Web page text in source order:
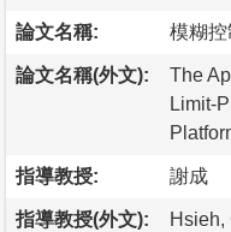
論文名稱: 模糊
論文名稱(外文):
The
Limit-
指導教授: 謝成
指導教授(外文): Hsieh,